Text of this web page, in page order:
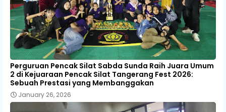
Perguruan Pencak Silat Sabda Sunda Raih Juara Umum
2 di Kejuaraan Pencak Silat Tangerang Fest 2026:
Sebuah Prestasi yang Membanggakan
January 26, 2026